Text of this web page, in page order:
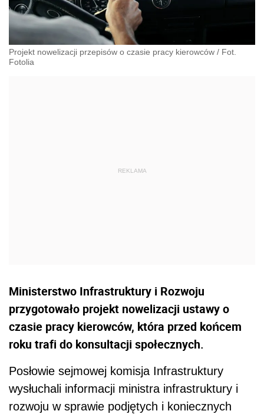
Projekt nowelizacji przepisów o czasie pracy kierowców / Fot.
Fotolia
Ministerstwo Infrastruktury i Rozwoju
przygotowało projekt nowelizacji ustawy o
czasie pracy kierowców, która przed końcem
roku trafi do konsultacji społecznych.
Posłowie sejmowej komisja Infrastruktury
wysłuchali informacji ministra infrastruktury i
rozwoju w sprawie podjętych i koniecznych